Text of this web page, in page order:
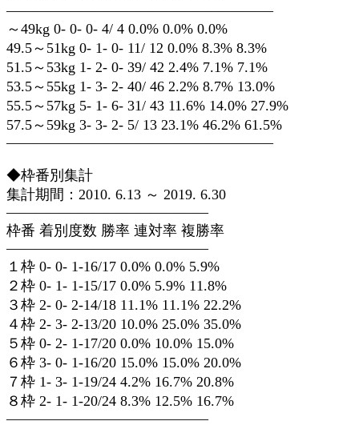
——————————————————–
～49kg 0- 0- 0- 4/ 4 0.0% 0.0% 0.0%
49.5～51kg 0- 1- 0- 11/ 12 0.0% 8.3% 8.3%
51.5～53kg 1- 2- 0- 39/ 42 2.4% 7.1% 7.1%
53.5～55kg 1- 3- 2- 40/ 46 2.2% 8.7% 13.0%
55.5～57kg 5- 1- 6- 31/ 43 11.6% 14.0% 27.9%
57.5～59kg 3- 3- 2- 5/ 13 23.1% 46.2% 61.5%
——————————————————–
◆枠番別集計
集計期間：2010. 6.13 ～ 2019. 6.30
——————————————
枠番 着別度数 勝率 連対率 複勝率
——————————————
１枠 0- 0- 1-16/17 0.0% 0.0% 5.9%
２枠 0- 1- 1-15/17 0.0% 5.9% 11.8%
３枠 2- 0- 2-14/18 11.1% 11.1% 22.2%
４枠 2- 3- 2-13/20 10.0% 25.0% 35.0%
５枠 0- 2- 1-17/20 0.0% 10.0% 15.0%
６枠 3- 0- 1-16/20 15.0% 15.0% 20.0%
７枠 1- 3- 1-19/24 4.2% 16.7% 20.8%
８枠 2- 1- 1-20/24 8.3% 12.5% 16.7%
——————————————